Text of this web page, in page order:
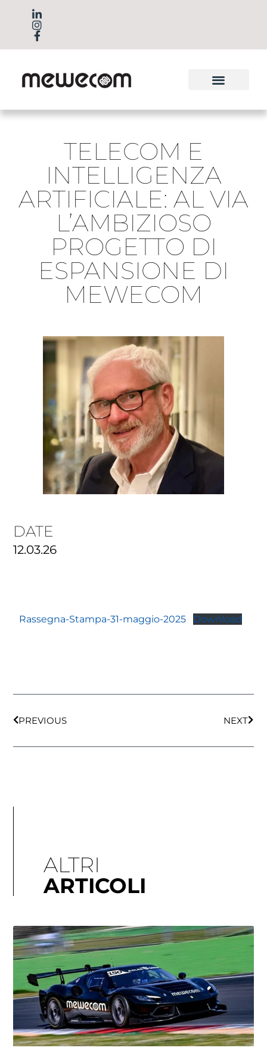
TELECOM E
INTELLIGENZA
ARTIFICIALE: AL VIA
L’AMBIZIOSO
PROGETTO DI
ESPANSIONE DI
MEWECOM
DATE
12.03.26
Rassegna-Stampa-31-maggio-2025 Download
PREVIOUS NEXT
ALTRI
ARTICOLI